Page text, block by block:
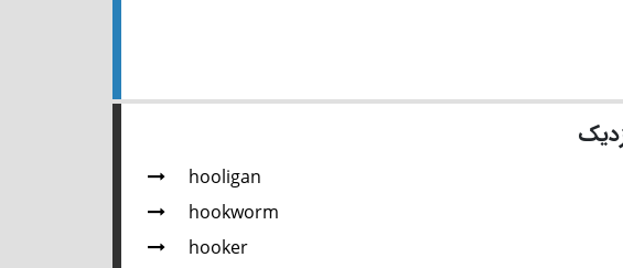
hooligan
hookworm
hooker